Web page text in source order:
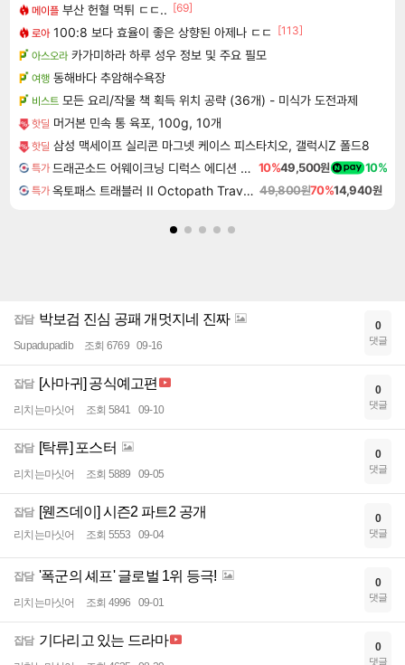
메이플 부산 헌혈 먹튀 ㄷㄷ.. [69]
로아 100:8 보다 효율이 좋은 상향된 아제나 ㄷㄷ
[113]
아스오라 카가미하라 하루 성우 정보 및 주요 필모
여행 동해바다 추암해수욕장
비스트 모든 요리/작물 책 획득 위치 공략 (36개) - 미식가 도전과제
핫딜 머거본 민속 통 육포, 100g, 10개
핫딜 삼성 맥세이프 실리콘 마그넷 케이스 피스타치오, 갤럭시Z 폴드8
특가 드래곤소드 어웨이크닝 디럭스 에디션 DragonSword Awakening Deluxe Edition 10%49,500원 10%
특가 옥토패스 트래블러 II Octopath Traveler II 49,800원70%14,940원
잡담 박보검 진심 공패 개멋지네 진짜
Supadupadib 조회 6769 09-16
0
댓글
잡담 [사마귀] 공식예고편
리치는마싯어 조회 5841 09-10
0
댓글
잡담 [탁류] 포스터
리치는마싯어 조회 5889 09-05
0
댓글
잡담 [웬즈데이] 시즌2 파트2 공개
리치는마싯어 조회 5553 09-04
0
댓글
잡담 '폭군의 셰프' 글로벌 1위 등극!
리치는마싯어 조회 4996 09-01
0
댓글
잡담 기다리고 있는 드라마 0
댓글